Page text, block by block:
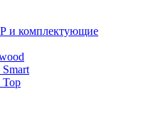
и комплектующие